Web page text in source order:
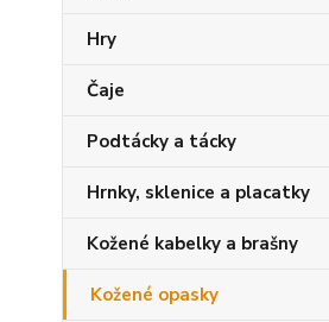
Hry
Čaje
Podtácky a tácky
Hrnky, sklenice a placatky
Kožené kabelky a brašny
Kožené opasky